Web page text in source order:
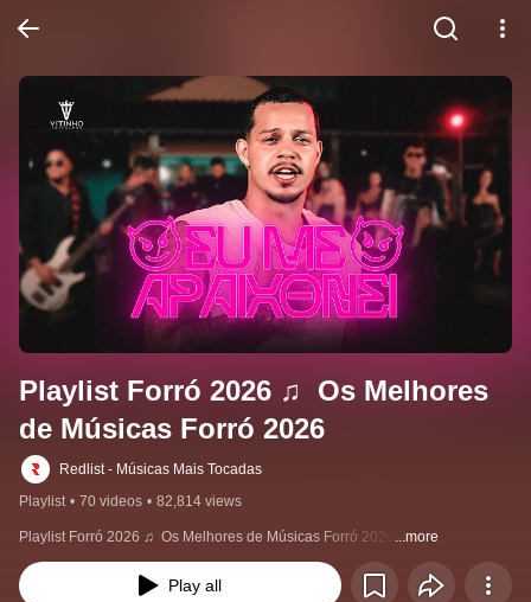
Playlist Forró 2026 ♫  Os Melhores
de Músicas Forró 2026
Redlist - Músicas Mais Tocadas
Playlist • 70 videos • 82,814 views
Playlist Forró 2026 ♫  Os Melhores de Músicas Forró 2026 ...more
Play all